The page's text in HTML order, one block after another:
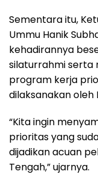
Sementara itu,
Ummu Hanik
kehadirannya
silaturrahmi serta
program kerja
dilaksanakan oleh
“Kita ingin
prioritas yang
dijadikan acuan
Tengah,” ujarnya.